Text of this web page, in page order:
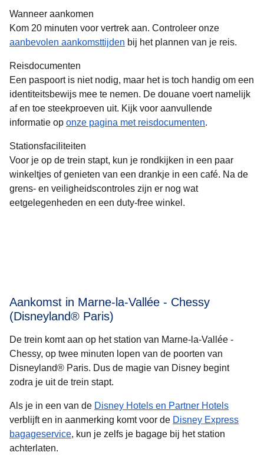
Wanneer aankomen
Kom 20 minuten voor vertrek aan. Controleer onze
aanbevolen aankomsttijden bij het plannen van je reis.
Reisdocumenten
Een paspoort is niet nodig, maar het is toch handig om een
identiteitsbewijs mee te nemen. De douane voert namelijk
af en toe steekproeven uit. Kijk voor aanvullende
informatie op onze pagina met reisdocumenten.
Stationsfaciliteiten
Voor je op de trein stapt, kun je rondkijken in een paar
winkeltjes of genieten van een drankje in een café. Na de
grens- en veiligheidscontroles zijn er nog wat
eetgelegenheden en een duty-free winkel.
Aankomst in Marne-la-Vallée - Chessy
(Disneyland® Paris)
De trein komt aan op het station van Marne-la-Vallée -
Chessy, op twee minuten lopen van de poorten van
Disneyland® Paris. Dus de magie van Disney begint
zodra je uit de trein stapt.
Als je in een van de Disney Hotels en Partner Hotels(
verblijft en in aanmerking komt voor de Disney Express
bagageservice( opent in een nieuwe tab)
, kun je zelfs je bagage bij het station
achterlaten.